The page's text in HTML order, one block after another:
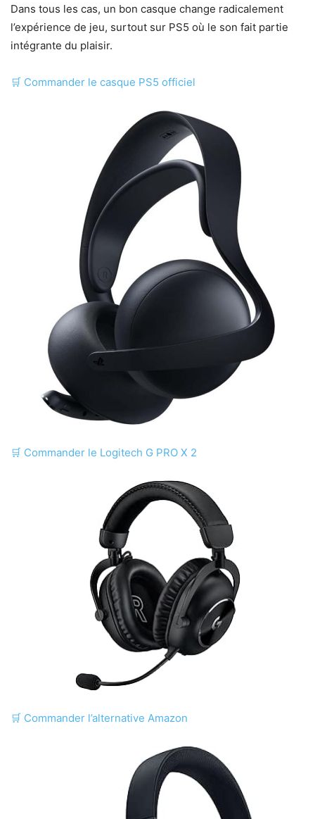
Dans tous les cas, un bon casque change radicalement
l’expérience de jeu, surtout sur PS5 où le son fait partie
intégrante du plaisir.
🛒 Commander le casque PS5 officiel
🛒 Commander le Logitech G PRO X 2
🛒 Commander l’alternative Amazon